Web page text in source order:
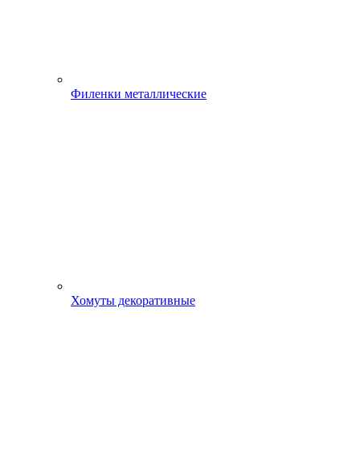
Филенки металлические
Хомуты декоративные